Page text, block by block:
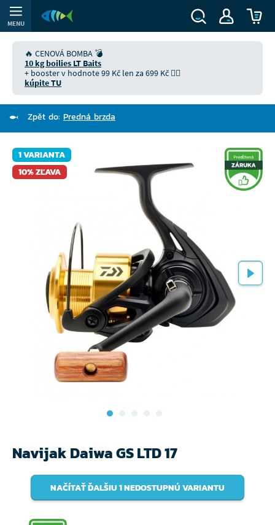
MENU
🔥 CENOVÁ BOMBA 💣
10 kg boilies LT Baits
+ booster v hodnote 99 Kč len za 699 Kč 👉🏻
kúpite TU
Zpět do: Predná brzda
1 VARIANTA
10% ZĽAVA
Navijak Daiwa GS LTD 17
NAČÍTAŤ ĎALŠIU 1 NEDOSTUPNÚ VARIANTU